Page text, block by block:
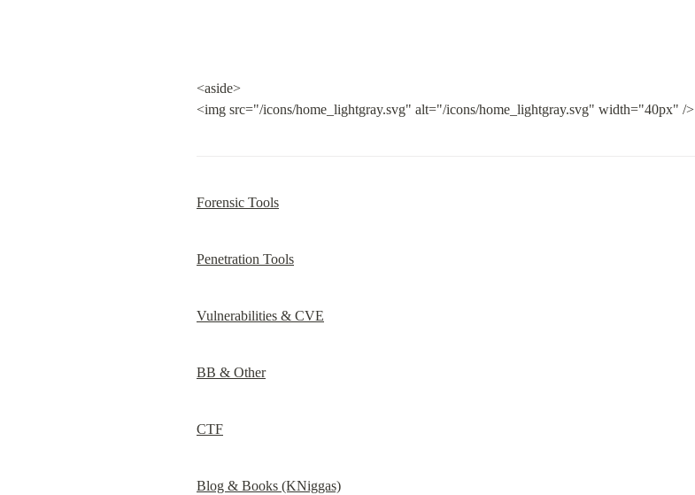
<aside>
<img src="/icons/home_lightgray.svg" alt="/icons/home_lightgray.svg" width="40px" />
Forensic Tools
Penetration Tools
Vulnerabilities & CVE
BB & Other
CTF
Blog & Books (KNiggas)